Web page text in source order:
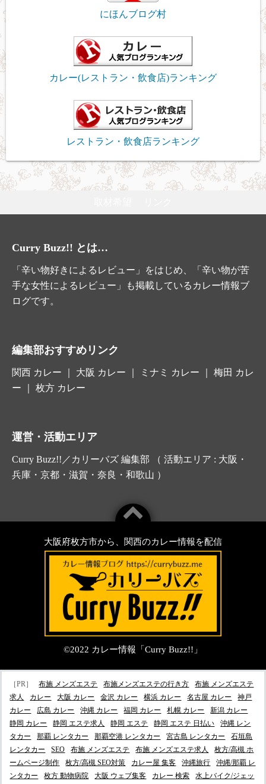
にほんブログ村
カレー(レストラン・飲食店)ランキング
レストラン・飲食店ランキング
Curry Buzz!! とは…
「辛い物好きによるレビュー」をはじめ、「辛い物が苦
手な女性によるレビュー」も掲載しているカレー情報ブ
ログです。
編集部おすすめリンク
関西 カレー 大阪 カレー ｜ ミナミ カレー ｜ 梅田 カレ
ー ｜ 枚方 カレー
運営・活動エリア
Curry Buzz!!／カリーバズ 編集部 （ 活動エリア : 大阪・
兵庫・京都・滋賀・奈良・和歌山 ）
大阪府枚方市から、関西のカレー情報を配信
©2022 カレー情報「Curry Buzz!!」
［PR］ 布施 メンズエステ 布施メンズエステの行き方
布施 メンズエステ
求人
カレー 大阪 カレー 金沢 カレー 横浜 カレー 名古屋 カレー
神戸
カレー
広島 カレー 沖縄 カレー 福岡 カレー 札幌 カレー
新潟 カレー
静岡 カレー
静岡 エステ求人 静岡 エステ 静岡 エステ 日払い
沖縄 レン
タカー
那覇 レンタカー 那覇空港 レンタカー 宮古島 レンタカー
石垣島
レンタカー
SEO 布施 メンズエステ 布施 メンズエステ求人
枚方/高槻 ホ
ームページ制作
枚方/高槻 SEO対策 カレー屋 集客 沖縄旅行
沖縄/那覇 レ
ンタカー
枚方 動物病院 大阪 ウェブ集客 カレー 検索 水上バイク/ジェッ